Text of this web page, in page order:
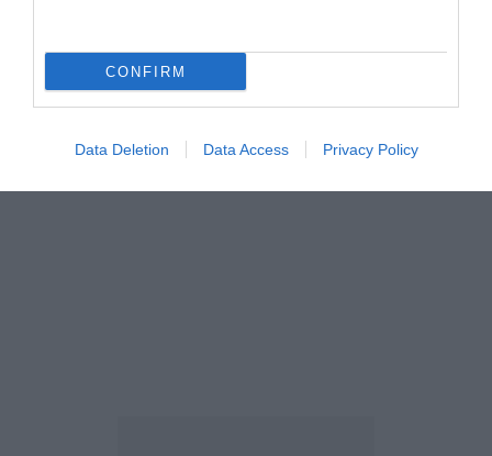
CONFIRM
Data Deletion Data Access Privacy Policy